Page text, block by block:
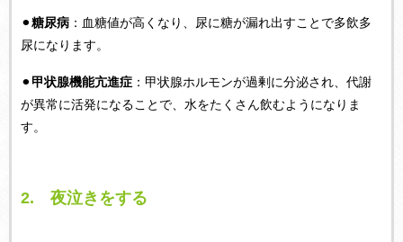
⚫︎糖尿病 ：血糖値が高くなり、尿に糖が漏れ出すことで多飲多
尿になります。
⚫︎ 甲状腺機能亢進症 ：甲状腺ホルモンが過剰に分泌され、代謝
が異常に活発になることで、水をたくさん飲むようになりま
す。
2. 夜泣きをする